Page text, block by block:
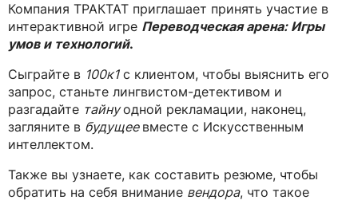
Компания ТРАКТАТ приглашает принять участие в
интерактивной игре Переводческая арена: Игры
умов и технологий.
Сыграйте в 100к1с клиентом, чтобы выяснить его
запрос, станьте лингвистом-детективом и
разгадайте тайнуодной рекламации, наконец,
загляните в будущее вместе с Искусственным
интеллектом.
Также вы узнаете, как составить резюме, чтобы
обратить на себя внимание вендора, что такое